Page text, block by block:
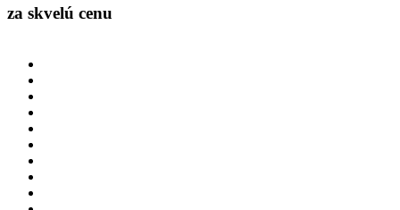
za skvelú cenu